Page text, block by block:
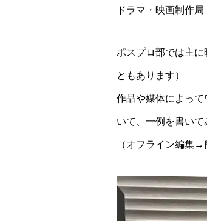
ドラマ・映画制作
ポスプロ部では主
ともあります）
作品や媒体によっ
いて、一例を書いて
（オフライン編集→